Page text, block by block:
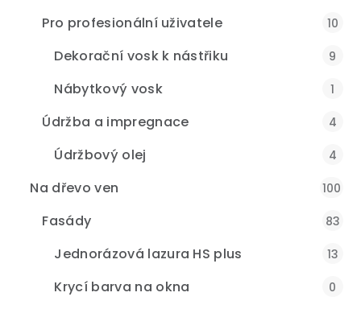
Pro profesionální uživatele 10
Dekorační vosk k nástřiku 9
Nábytkový vosk 1
Údržba a impregnace 4
Údržbový olej 4
Na dřevo ven 100
Fasády 83
Jednorázová lazura HS plus 13
Krycí barva na okna 0